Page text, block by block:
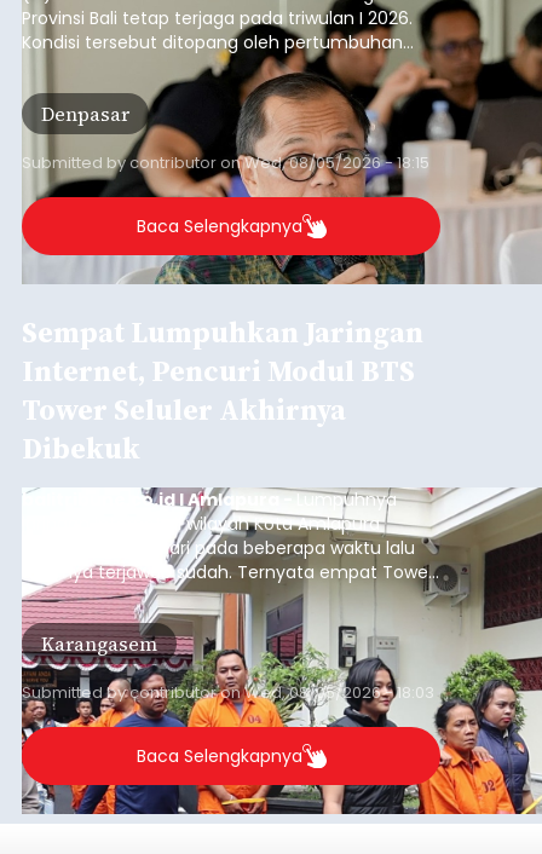
Provinsi Bali tetap terjaga pada triwulan I 2026.
Kondisi tersebut ditopang oleh pertumbuhan
penyaluran kredit yang masih positif, terutama
pada sektor-sektor utama penggerak ekonomi
daerah, dengan risiko kredit yang tetap
terkendali.
Denpasar
Submitted bycontributoronWed, 08/05/2026 - 18:15
Baca Selengkapnya
Sempat Lumpuhkan Jaringan
Internet, Pencuri Modul BTS
Tower Seluler Akhirnya
Dibekuk
balitribune.co.id I Amlapura - Lumpuhnya
jaringan internet di wilayah Kota Amlapura
selama berhari-hari pada beberapa waktu lalu
akhirnya terjawab sudah. Ternyata empat Tower
BTS Seluler yang berada di lokasi berbeda di
wilayah Karangasem telah dibobol maling,
dimana bagian modul penguat signal yang
berada di Tower BTS Seluler itu hilang dicuri.
Karangasem
Submitted bycontributoronWed, 08/05/2026 - 18:03
Baca Selengkapnya